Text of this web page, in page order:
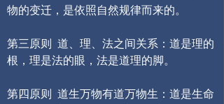
物的变迁，是依照自然规律而来的。
第三原则
道、理、法之间关系：道是理的
根，理是法的眼，法是道理的脚。
第四原则
道生万物有道万物生：道是生命